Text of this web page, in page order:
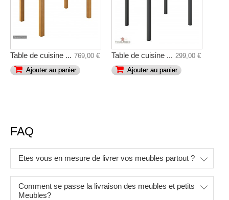
Table de cuisine ... 769,00 €
Ajouter au panier
Table de cuisine ... 299,00 €
Ajouter au panier
FAQ
Etes vous en mesure de livrer vos meubles partout ?
Comment se passe la livraison des meubles et petits
Meubles?